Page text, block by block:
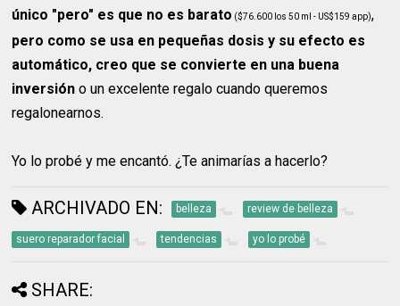
único "pero" es que no es barato ($76.600 los 50 ml - US$159 app),
pero como se usa en pequeñas dosis y su efecto es
automático, creo que se convierte en una buena
inversión o un excelente regalo cuando queremos
regalonearnos.
Yo lo probé y me encantó. ¿Te animarías a hacerlo?
ARCHIVADO EN: belleza review de belleza
suero reparador facial tendencias yo lo probé
SHARE: